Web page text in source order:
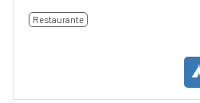
Restaurante